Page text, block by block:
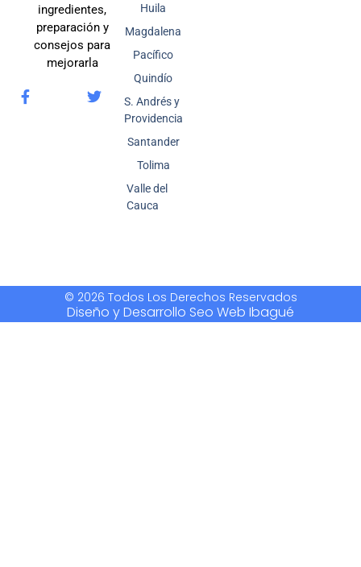
ingredientes,
preparación y
consejos para
mejorarla
Huila
Magdalena
Pacífico
Quindío
S. Andrés y
Providencia
Santander
Tolima
Valle del
Cauca
© 2026 Todos Los Derechos Reservados
Diseño y Desarrollo Seo Web Ibagué